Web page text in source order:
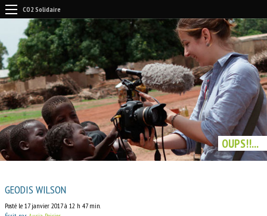
CO2 Solidaire
OUPS!!...
GEODIS WILSON
Posté le 17 janvier 2017 à 12 h 47 min.